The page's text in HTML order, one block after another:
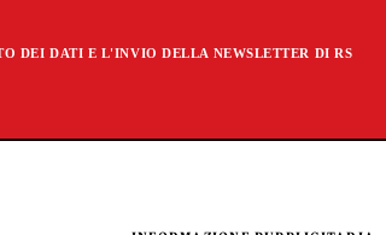
DEI DATI E L'INVIO DELLA NEWSLETTER DI RS